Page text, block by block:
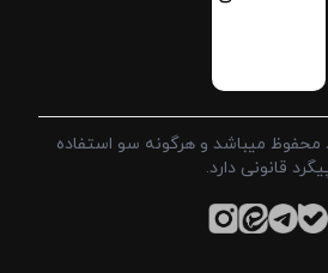
محفوظ میباشد و هرگونه سو استفاده
قانونی دارد.